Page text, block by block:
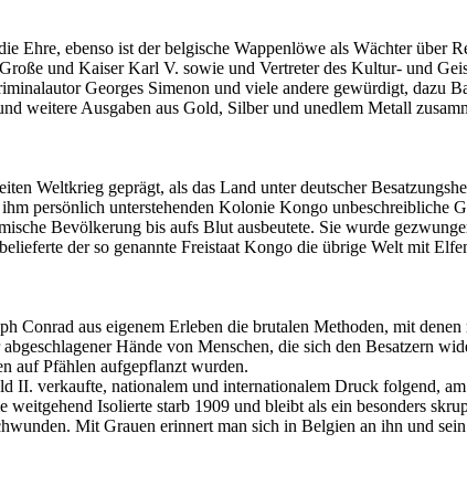
ebenso ist der belgische Wappenlöwe als Wächter über
und Kaiser Karl V. sowie und Vertreter des Kultur- und
Georges Simenon und viele andere gewürdigt, dazu
weitere Ausgaben aus Gold, Silber und unedlem Metall
Weltkrieg geprägt, als das Land unter deutscher
persönlich unterstehenden Kolonie Kongo unbeschreibliche
Bevölkerung bis aufs Blut ausbeutete. Sie wurde
der so genannte Freistaat Kongo die übrige Welt mit
Conrad aus eigenem Erleben die brutalen Methoden, mit
Hände von Menschen, die sich den Besatzern
auf Pfählen aufgepflanzt wurden.
verkaufte, nationalem und internationalem Druck folgend,
Isolierte starb 1909 und bleibt als ein besonders
Mit Grauen erinnert man sich in Belgien an ihn und